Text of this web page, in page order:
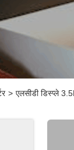
> एलसीडी डिस्प्ले